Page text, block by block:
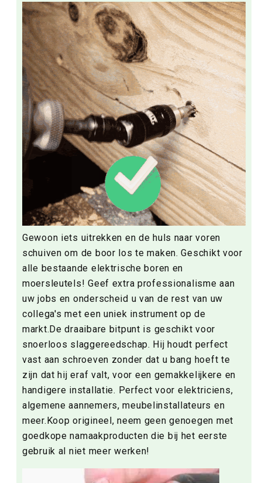
Gewoon iets uitrekken en de huls naar voren
schuiven om de boor los te maken. Geschikt voor
alle bestaande elektrische boren en
moersleutels! Geef extra professionalisme aan
uw jobs en onderscheid u van de rest van uw
collega's met een uniek instrument op de
markt.De draaibare bitpunt is geschikt voor
snoerloos slaggereedschap. Hij houdt perfect
vast aan schroeven zonder dat u bang hoeft te
zijn dat hij eraf valt, voor een gemakkelijkere en
handigere installatie. Perfect voor elektriciens,
algemene aannemers, meubelinstallateurs en
meer.Koop origineel, neem geen genoegen met
goedkope namaakproducten die bij het eerste
gebruik al niet meer werken!